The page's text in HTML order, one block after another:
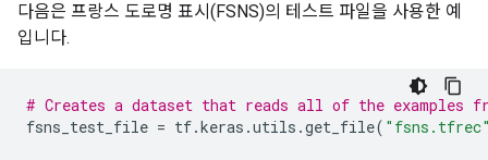
다음은 프랑스 도로명 표시(FSNS)의 테스트 파일을 사용한 예
입니다.
# Creates a dataset that reads all of the examples
fsns_test_file = tf.keras .utils .get_file(